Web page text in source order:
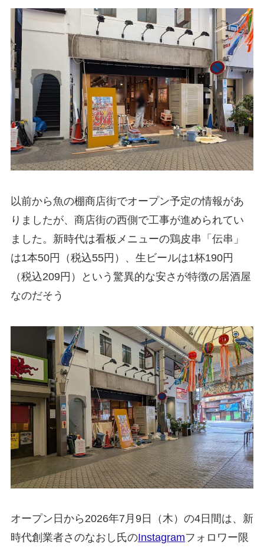
以前から魚の棚商店街でオープン予定の情報があ
りましたが、商店街の西側で工事が進められてい
ました。新時代は看板メニューの鶏皮串「伝串」
は1本50円（税込55円）、生ビールは1杯190円
（税込209円）という驚異的な安さが特徴の居酒屋
なのだそう
オープン日から2026年7月9日（木）の4日間は、新
時代創業者さのなおし氏のInstagramフォロワー限